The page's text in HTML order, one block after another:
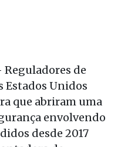
Reguladores de
Estados Unidos
que abriram uma
envolvendo
desde 2017